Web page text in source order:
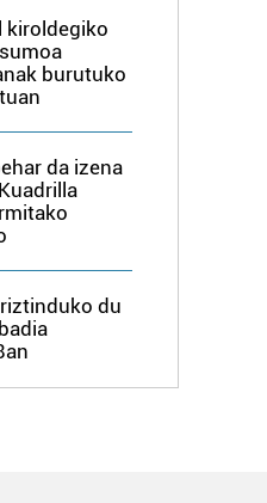
kiroldegiko
burutuko
da izena
du